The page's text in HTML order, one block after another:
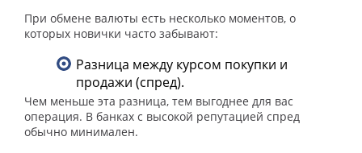
При обмене валюты есть несколько моментов, о
которых новички часто забывают:
Разница между курсом покупки и
продажи (спред).
Чем меньше эта разница, тем выгоднее для вас
операция. В банках с высокой репутацией спред
обычно минимален.